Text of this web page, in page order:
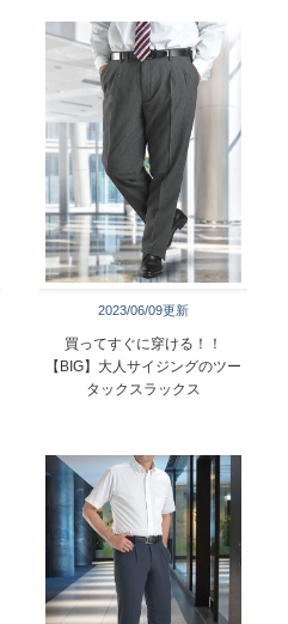
2023/06/09更新
買ってすぐに穿ける！！
【BIG】大人サイジングのツー
タックスラックス